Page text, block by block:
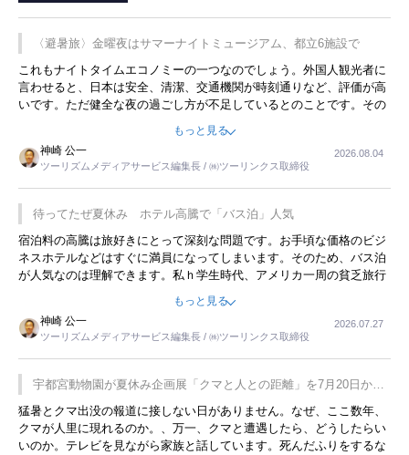
〈避暑旅〉金曜夜はサマーナイトミュージアム、都立6施設で
これもナイトタイムエコノミーの一つなのでしょう。外国人観光者に
言わせると、日本は安全、清潔、交通機関が時刻通りなど、評価が高
いです。ただ健全な夜の過ごし方が不足しているとのことです。その
ような意味で、金曜夜にこのようなイベントが行われれば、日本人に
限らず外国人にとっても楽しみが増えるでしょうね。
もっと見る
神崎 公一
ツーリズムメディアサービス編集長 / ㈱ツーリンクス取締役
2026.08.04
待ってたぜ夏休み ホテル高騰で「バス泊」人気
宿泊料の高騰は旅好きにとって深刻な問題です。お手頃な価格のビジ
ネスホテルなどはすぐに満員になってしまいます。そのため、バス泊
が人気なのは理解できます。私ｈ学生時代、アメリカ一周の貧乏旅行
をした時は、移動はグレイハウンドバスでした。夕方から夜の便を利
用してホテル代を浮かせていました。ただし、若いからできたことで
す。若い人が夜行バスで京都に行った、青森に行ったと聞くと、疲れ
が残らないのかなと思ってしまいます。
もっと見る
神崎 公一
ツーリズムメディアサービス編集長 / ㈱ツーリンクス取締役
2026.07.27
宇都宮動物園が夏休み企画展「クマと人との距離」を7月20日から
開催
猛暑とクマ出没の報道に接しない日がありません。なぜ、ここ数年、
クマが人里に現れるのか。、万一、クマと遭遇したら、どうしたらい
いのか。テレビを見ながら家族と話しています。死んだふりをするな